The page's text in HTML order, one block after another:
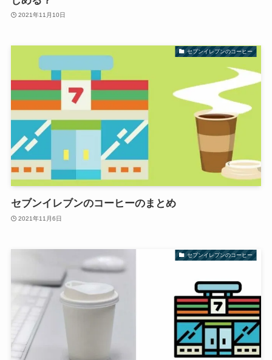
2021年11月10日
セブンイレブンのコーヒー
セブンイレブンのコーヒーのまとめ
2021年11月6日
セブンイレブンのコーヒー